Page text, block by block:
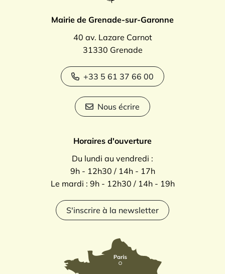
Mairie de Grenade-sur-Garonne
40 av. Lazare Carnot
31330 Grenade
+33 5 61 37 66 00
Nous écrire
Horaires d'ouverture
Du lundi au vendredi :
9h - 12h30 / 14h - 17h
Le mardi : 9h - 12h30 / 14h - 19h
S'inscrire à la newsletter